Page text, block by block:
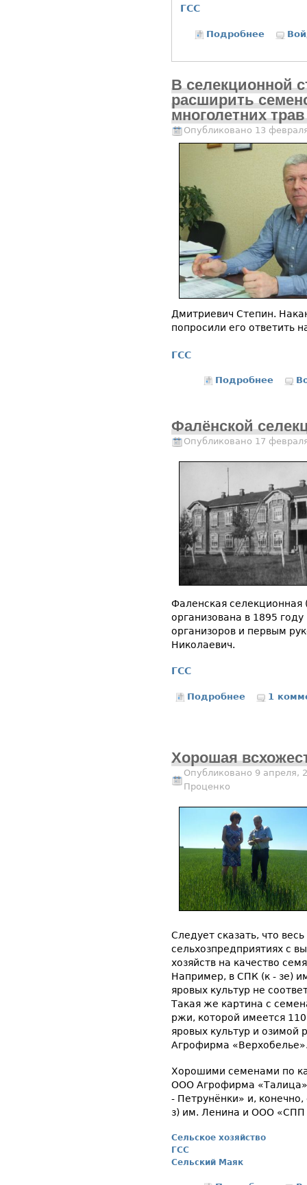
ГСС
Подробнее о
В селекционной
расширить
многолетних
Опубликовано 13
Дмитриевич Степин.
попросили его ответить
ГСС
Подробнее о В
Фалёнской
Опубликовано 17
Фаленская
организована в 1895
организоров и первым
Николаевич.
ГСС
Подробнее о Фалёнской
1
Хорошая
Опубликовано 9 апреля,
Проценко
Следует сказать, что
сельхозпредприятиях с
хозяйств на качество
Например, в СПК (к - зе)
яровых культур не
Такая же картина с
ржи, которой имеется
яровых культур и
Агрофирма
Хорошими семенами по
ООО Агрофирма
- Петрунёнки» и,
з) им. Ленина и ООО «СПП
Сельское хозяйство
ГСС
Сельский Маяк